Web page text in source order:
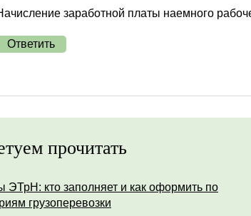
заработной платы наемного
Ответить
прочитать
ЭТрН: кто заполняет и как оформить по
грузоперевозки